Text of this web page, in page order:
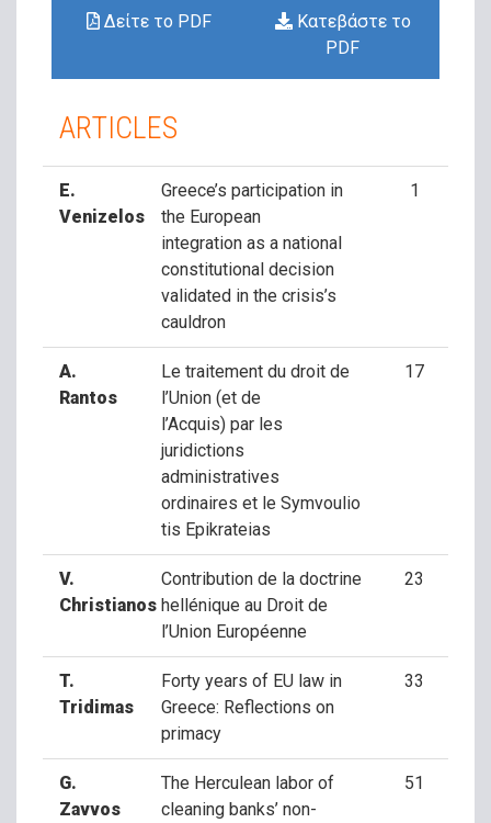
Δείτε το PDF
Κατεβάστε το
PDF
ARTICLES
E.
Venizelos
Greece’s participation in
the European
integration as a national
constitutional decision
validated in the crisis’s
cauldron
1
A.
Rantos
Le traitement du droit de
l’Union (et de
l’Acquis) par les
juridictions
administratives
ordinaires et le Symvoulio
tis Epikrateias
17
V.
Christianos
Contribution de la doctrine
hellénique au Droit de
l’Union Européenne
23
T.
Tridimas
Forty years of EU law in
Greece: Reflections on
primacy
33
G.
Zavvos
The Herculean labor of
cleaning banks’ non-
51